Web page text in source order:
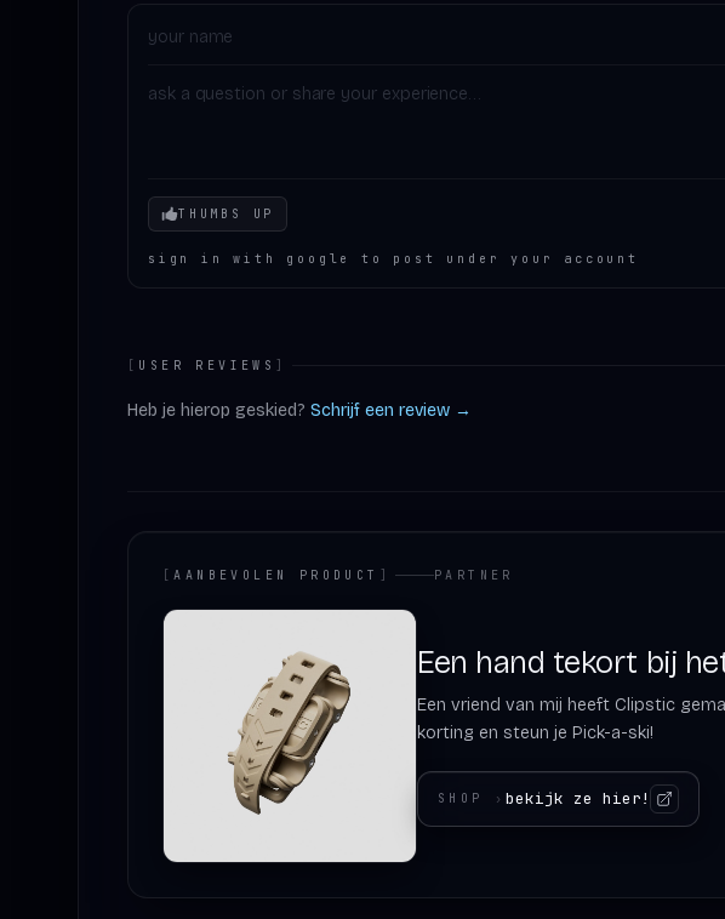
Your mood
THUMBS UP
sign in with google to post under your account
[ USER REVIEWS ]
Heb je hierop geskied? Schrijf een review →
[AANBEVOLEN PRODUCT ] PARTNER
Een hand tekort bij
Een vriend van mij heeft Clipstic
korting en steun je Pick-a-ski!
SHOP › bekijk ze hier!